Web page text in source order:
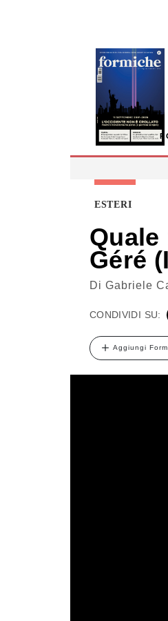
ESTERI
Géré
Di Gabriele
CONDIVIDI SU:
Aggiungi